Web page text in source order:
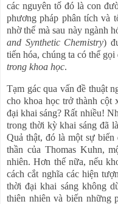
các nguyên tố đó là con
phương pháp phân tích và
nhờ thế mà sau này ngành
and Synthetic Chemistry)
tiến hóa, chúng ta có thể
trong khoa học.
Tạm gác qua vấn đề thuật
cho khoa học trở thành cột
đại khai sáng? Rất nhiều!
trong thời kỳ khai sáng đã
Quả thật, đó là một sự
thần của Thomas Kuhn,
nhiên. Hơn thế nữa, nếu
cách cắt nghĩa các hiện
thời đại khai sáng không
thiên nhiên và biến những